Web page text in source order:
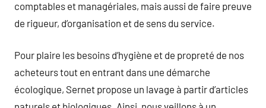
comptables et managériales, mais aussi de faire preuve
de rigueur, d’organisation et de sens du service.
Pour plaire les besoins d’hygiène et de propreté de nos
acheteurs tout en entrant dans une démarche
écologique, Sernet propose un lavage à partir d’articles